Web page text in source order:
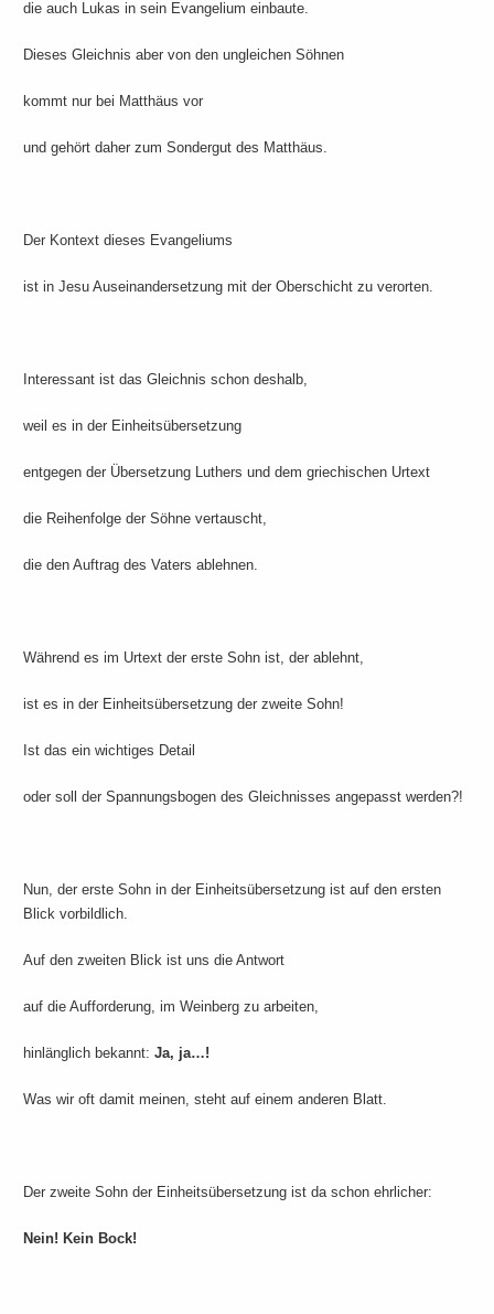
die auch Lukas in sein Evangelium einbaute.
Dieses Gleichnis aber von den ungleichen Söhnen
kommt nur bei Matthäus vor
und gehört daher zum Sondergut des Matthäus.
Der Kontext dieses Evangeliums
ist in Jesu Auseinandersetzung mit der Oberschicht zu verorten.
Interessant ist das Gleichnis schon deshalb,
weil es in der Einheitsübersetzung
entgegen der Übersetzung Luthers und dem griechischen Urtext
die Reihenfolge der Söhne vertauscht,
die den Auftrag des Vaters ablehnen.
Während es im Urtext der erste Sohn ist, der ablehnt,
ist es in der Einheitsübersetzung der zweite Sohn!
Ist das ein wichtiges Detail
oder soll der Spannungsbogen des Gleichnisses angepasst werden?!
Nun, der erste Sohn in der Einheitsübersetzung ist auf den ersten
Blick vorbildlich.
Auf den zweiten Blick ist uns die Antwort
auf die Aufforderung, im Weinberg zu arbeiten,
hinlänglich bekannt:Ja, ja…!
Was wir oft damit meinen, steht auf einem anderen Blatt.
Der zweite Sohn der Einheitsübersetzung ist da schon ehrlicher:
Nein! Kein Bock!